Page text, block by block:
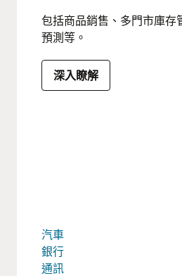
包括商品銷售、多門市庫存
預測等。
深入瞭解
汽車
銀行
通訊